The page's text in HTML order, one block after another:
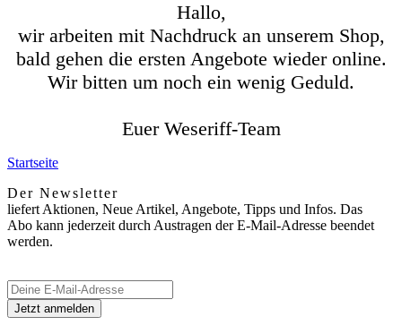
Hallo,
wir arbeiten mit Nachdruck an unserem Shop,
bald gehen die ersten Angebote wieder online.
Wir bitten um noch ein wenig Geduld.
Euer Weseriff-Team
Startseite
Der Newsletter
liefert Aktionen, Neue Artikel, Angebote, Tipps und Infos. Das
Abo kann jederzeit durch Austragen der E-Mail-Adresse beendet
werden.